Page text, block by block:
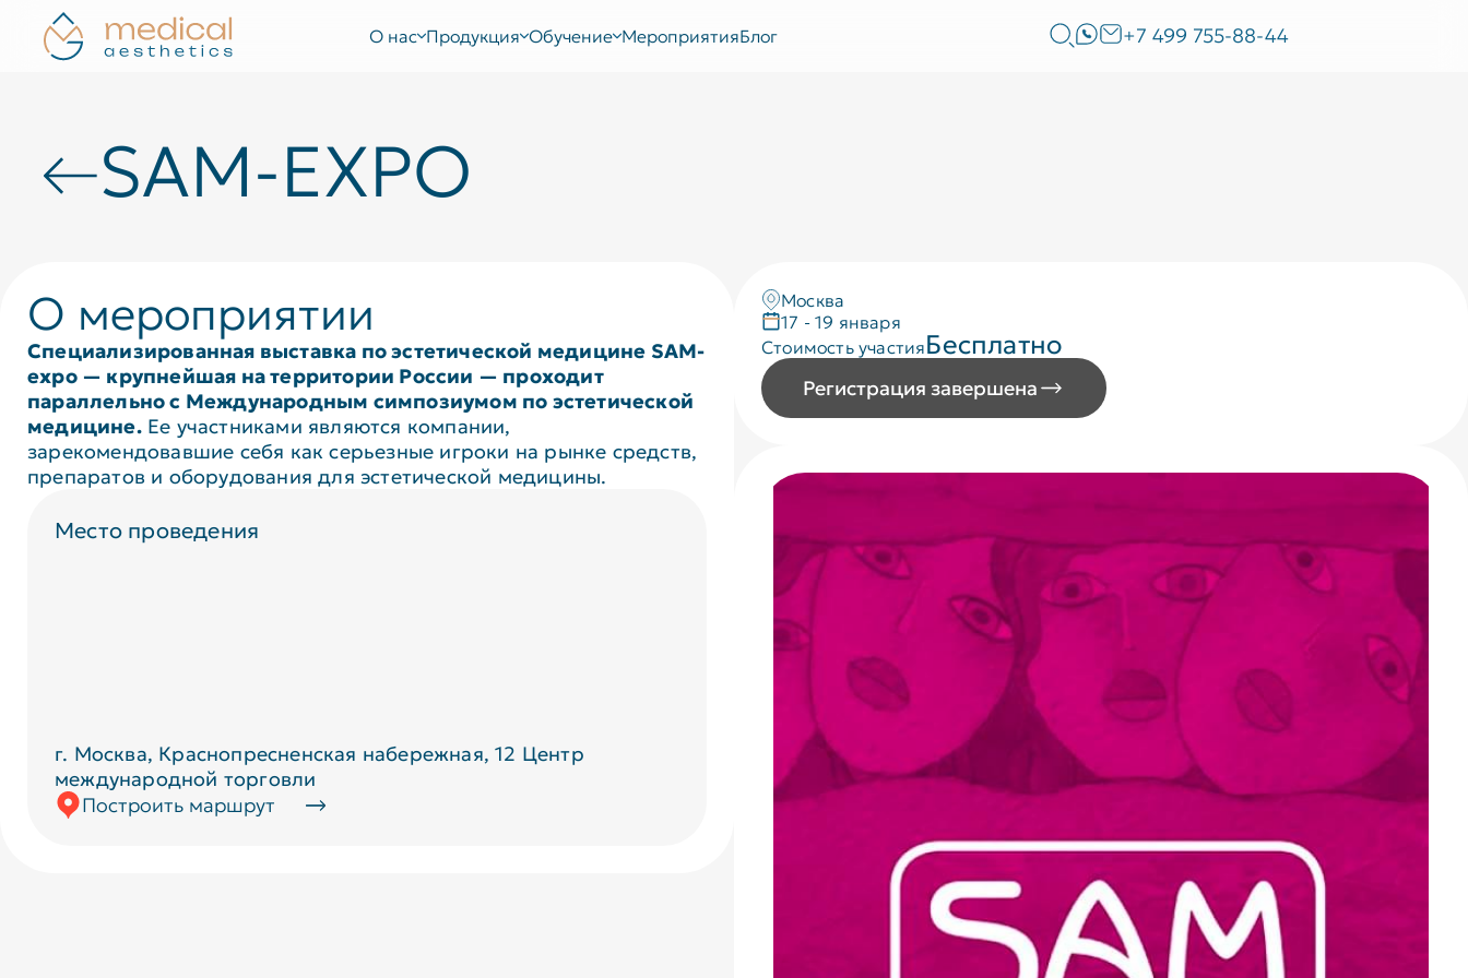
О нас Продукция Обучение МероприятияБлог +7 499 755-88-44
SAM-EXPO
О мероприятии
Специализированная выставка по эстетической медицине SAM-
expo — крупнейшая на территории России — проходит
параллельно с Международным симпозиумом по эстетической
медицине.Ее участниками являются компании,
зарекомендовавшие себя как серьезные игроки на рынке средств,
препаратов и оборудования для эстетической медицины.
Место проведения
г. Москва, Краснопресненская набережная, 12 Центр
международной торговли
Построить маршрут
Москва
17 - 19 января
Стоимость участияБесплатно
Регистрация завершена